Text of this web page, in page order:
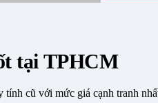
tại TPHCM
cũ với mức giá cạnh tranh